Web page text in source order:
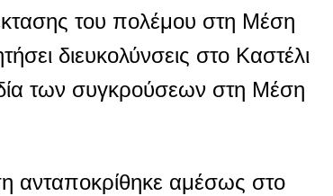
του πολέμου στη Μέση
διευκολύνσεις στο Καστέλι
των συγκρούσεων στη Μέση
ανταποκρίθηκε αμέσως στο